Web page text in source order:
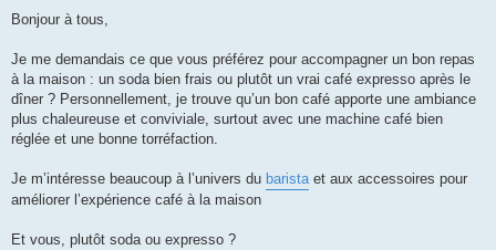
s
g
n
o
l
u
Bonjour à tous,
Je me demandais ce que vous préférez pour accompagner un bon repas
à la maison : un soda bien frais ou plutôt un vrai café expresso après le
dîner ? Personnellement, je trouve qu’un bon café apporte une ambiance
plus chaleureuse et conviviale, surtout avec une machine café bien
réglée et une bonne torréfaction.
Je m’intéresse beaucoup à l’univers du baristaet aux accessoires pour
améliorer l’expérience café à la maison
Et vous, plutôt soda ou expresso ?